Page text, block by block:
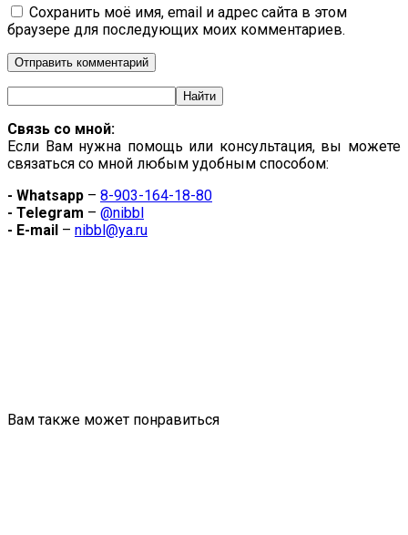
Сохранить моё имя, email и адрес сайта в этом
браузере для последующих моих комментариев.
Связь со мной:
Если Вам нужна помощь или консультация, вы можете
связаться со мной любым удобным способом:
- Whatsapp – 8-903-164-18-80
- Telegram – @nibbl
- E-mail – nibbl@ya.ru
Вам также может понравиться